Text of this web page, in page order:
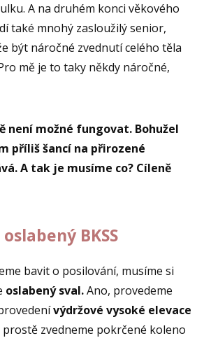
A na druhém konci věkového
také mnohý zasloužilý senior,
být náročné zvednutí celého těla
mě je to taky někdy náročné,
není možné fungovat. Bohužel
příliš šancí na přirozené
A tak je musíme co? Cíleně
BKSS
bavit o posilování, musíme si
oslabený sval.Ano, provedeme
výdržové vysoké elevace
prostě zvedneme pokrčené koleno